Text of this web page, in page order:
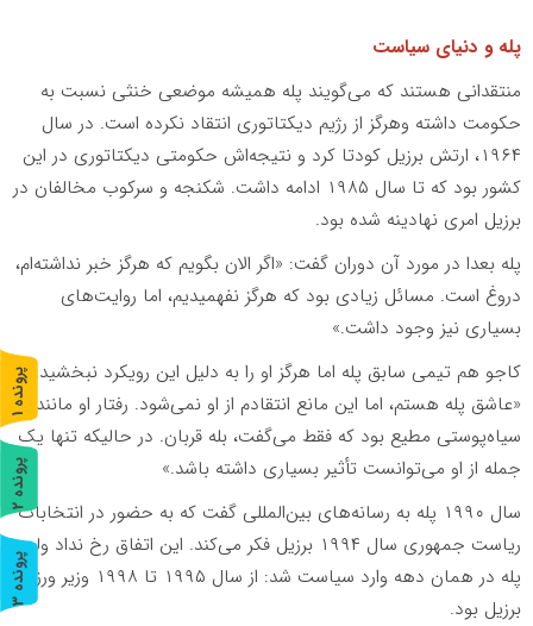
پله و دنیای سیاست
منتقدانی هستند که می‌گویند پله همیشه موضعی خنثی نسبت به
حکومت داشته وهرگز از رژیم دیکتاتوری انتقاد نکرده است. در سال
۱۹۶۴، ارتش برزیل کودتا کرد و نتیجه‌اش حکومتی دیکتاتوری در این
کشور بود که تا سال ۱۹۸۵ ادامه داشت. شکنجه و سرکوب مخالفان در
برزیل امری نهادینه شده بود.
پله بعدا در مورد آن دوران گفت: «اگر الان بگویم که هرگز خبر نداشته‌ام،
دروغ است. مسائل زیادی بود که هرگز نفهمیدیم، اما روایت‌های
بسیاری نیز وجود داشت.»
کاجو هم تیمی سابق پله اما هرگز او را به دلیل این رویکرد نبخشید:
«عاشق پله هستم، اما این مانع انتقادم از او نمی‌شود. رفتار او مانند
سیاه‌پوستی مطیع بود که فقط می‌گفت، بله قربان. در حالیکه تنها یک
جمله از او می‌توانست تأثیر بسیاری داشته باشد.»
سال ۱۹۹۰ پله به رسانه‌های بین‌المللی گفت که به حضور در انتخابات
ریاست جمهوری سال ۱۹۹۴ برزیل فکر می‌کند. این اتفاق رخ نداد ولی
پله در همان دهه وارد سیاست شد: از سال ۱۹۹۵ تا ۱۹۹۸ وزیر ورزش
برزیل بود.
پ
ر
و
ن
د
ه
1
پ
ر
و
ن
د
ه
2
پ
ر
و
ن
د
ه
3